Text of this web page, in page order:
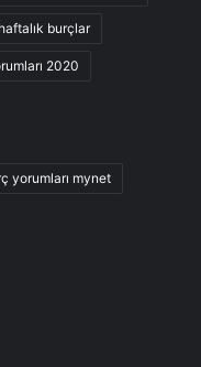
haftalık burçlar
2020
yorumları mynet